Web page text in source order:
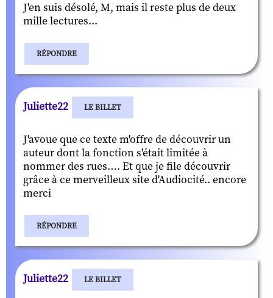
J'en suis désolé, M, mais il reste plus de deux
mille lectures...
RÉPONDRE
Juliette22 LE BILLET
J'avoue que ce texte m'offre de découvrir un
auteur dont la fonction s'était limitée à
nommer des rues…. Et que je file découvrir
grâce à ce merveilleux site d'Audiocité.. encore
merci
RÉPONDRE
Juliette22 LE BILLET